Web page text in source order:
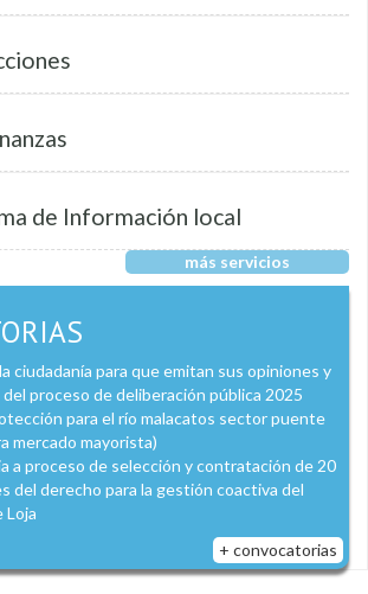
de Información local
más servicios
ciudadanía para que emitan sus opiniones y
proceso de deliberación pública 2025
para el río malacatos sector puente
mercado mayorista)
a proceso de selección y contratación de 20
del derecho para la gestión coactiva del
Loja
+ convocatorias